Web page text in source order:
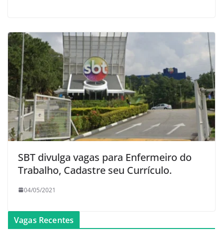
SBT divulga vagas para Enfermeiro do
Trabalho, Cadastre seu Currículo.
04/05/2021
Vagas Recentes